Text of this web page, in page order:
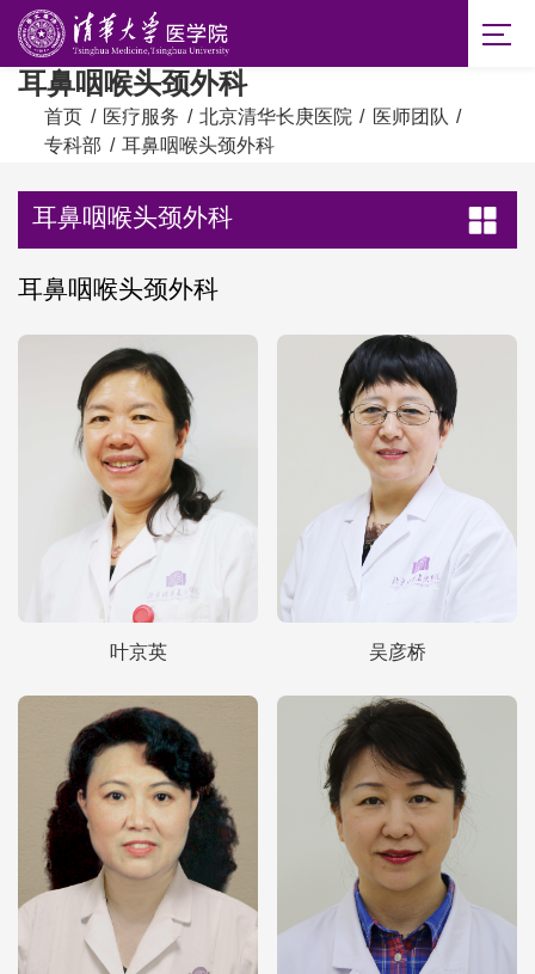
耳鼻咽喉头颈外科
首页 / 医疗服务 / 北京清华长庚医院 / 医师团队 /
专科部 / 耳鼻咽喉头颈外科
耳鼻咽喉头颈外科
耳鼻咽喉头颈外科
叶京英 吴彦桥